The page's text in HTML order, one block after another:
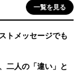
一覧を見る
トメッセージでも
二人の「違い」と